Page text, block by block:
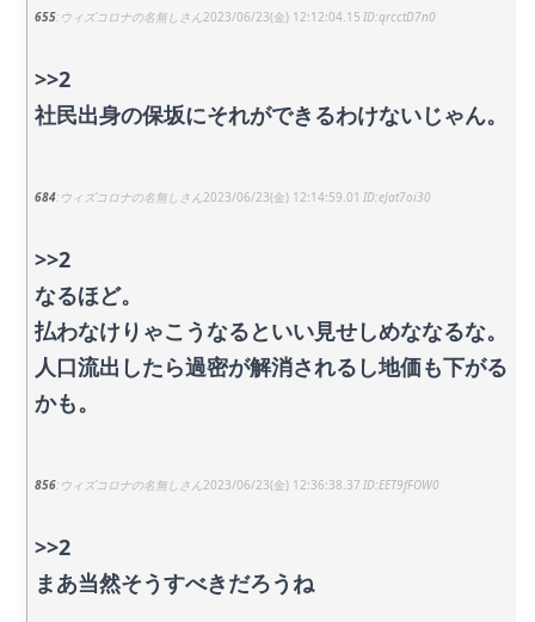
655 ウィズコロナの名無しさん 2023/06/23(金) 12:12:04.15 qrcctD7n0
>>2
社民出身の保坂にそれができるわけないじゃん。
684 ウィズコロナの名無しさん 2023/06/23(金) 12:14:59.01 eJat7oi30
>>2
なるほど。
払わなけりゃこうなるといい見せしめななるな。
人口流出したら過密が解消されるし地価も下がる
かも。
856 ウィズコロナの名無しさん 2023/06/23(金) 12:36:38.37 EET9fFOW0
>>2
まあ当然そうすべきだろうね